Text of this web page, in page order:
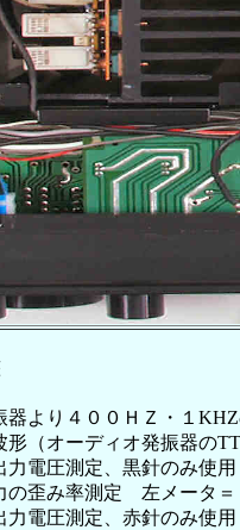
４００ＨＺ・１KHZの
オーディオ発振器の
圧測定、黒針のみ使用
み率測定 左メータ＝
圧測定、赤針のみ使用